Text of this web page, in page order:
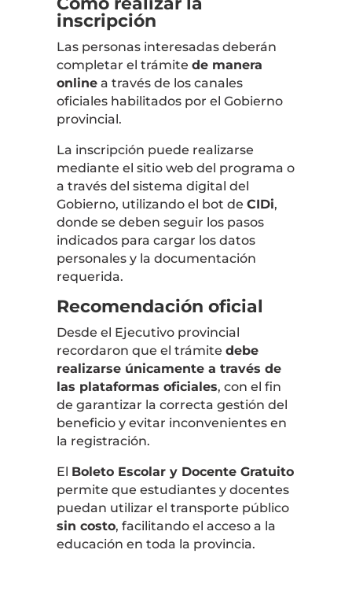
inscripción
Las personas interesadas deberán
completar el trámite de manera
onlinea través de los canales
oficiales habilitados por el Gobierno
provincial.
La inscripción puede realizarse
mediante el sitio web del programa o
a través del sistema digital del
Gobierno, utilizando el bot de CIDi,
donde se deben seguir los pasos
indicados para cargar los datos
personales y la documentación
requerida.
Recomendación oficial
Desde el Ejecutivo provincial
recordaron que el trámite debe
realizarse únicamente a través de
las plataformas oficiales, con el fin
de garantizar la correcta gestión del
beneficio y evitar inconvenientes en
la registración.
El Boleto Escolar y Docente Gratuito
permite que estudiantes y docentes
puedan utilizar el transporte público
sin costo, facilitando el acceso a la
educación en toda la provincia.